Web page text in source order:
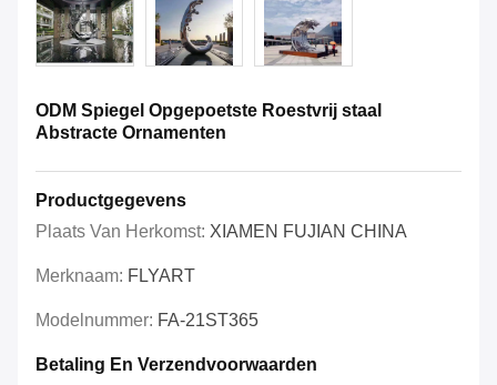
ODM Spiegel Opgepoetste Roestvrij staal
Abstracte Ornamenten
Productgegevens
Plaats Van Herkomst: XIAMEN FUJIAN CHINA
Merknaam: FLYART
Modelnummer: FA-21ST365
Betaling En Verzendvoorwaarden